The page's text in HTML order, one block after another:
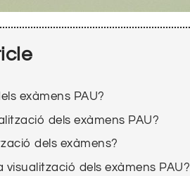
exàmens PAU?
dels exàmens PAU?
dels exàmens?
dels exàmens PAU?